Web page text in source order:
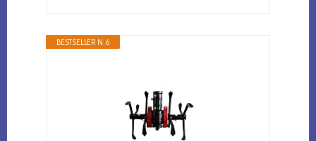
BESTSELLER N. 6